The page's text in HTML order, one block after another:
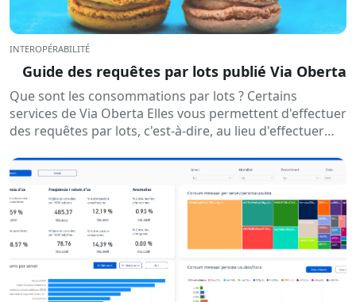
INTEROPÉRABILITÉ
Guide des requêtes par lots publié Via Oberta
Que sont les consommations par lots ? Certains
services de Via Oberta Elles vous permettent d'effectuer
des requêtes par lots, c'est-à-dire, au lieu d'effectuer